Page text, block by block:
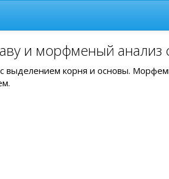
и морфменый анализ
с выделением корня и основы.